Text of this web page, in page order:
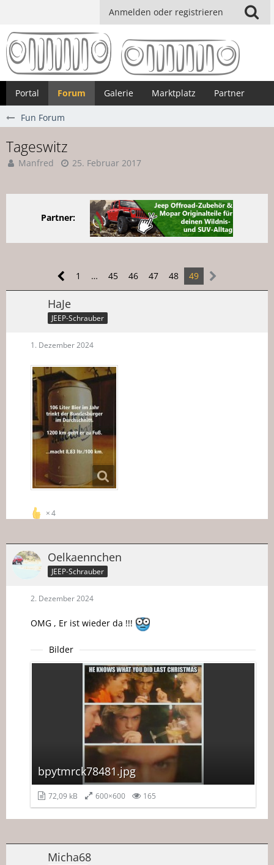
Anmelden oder registrieren
Portal Forum Galerie Marktplatz Partner
Fun Forum
Tageswitz
Manfred 25. Februar 2017
Partner:
1 … 45 46 47 48 49
HaJe
JEEP-Schrauber
1. Dezember 2024
4
Oelkaennchen
JEEP-Schrauber
2. Dezember 2024
OMG , Er ist wieder da !!!
Bilder
bpytmrck78481.jpg
72,09 kB 600×600 165
Micha68